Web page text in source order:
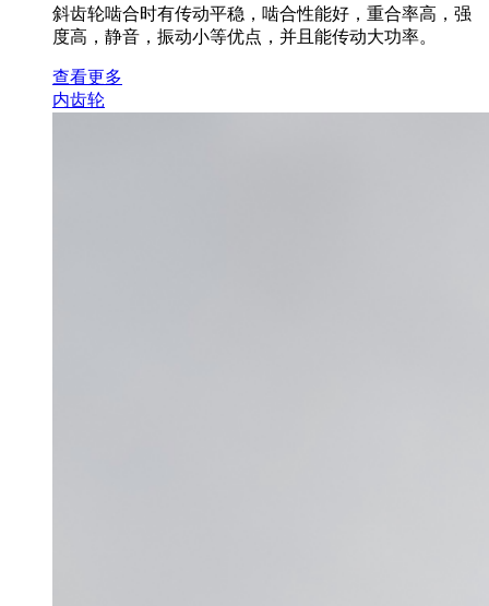
斜齿轮啮合时有传动平稳，啮合性能好，重合率高，强
度高，静音，振动小等优点，并且能传动大功率。
查看更多
内齿轮